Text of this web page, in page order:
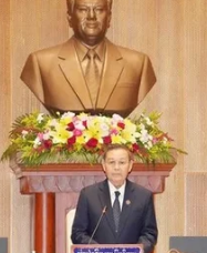
họa. (Nguồn:
ôtô mới đăng ký lưu
(EU) trong tháng
mức tăng hàng
12/2009 và tiếp
ra cách đây 22
của ngành công